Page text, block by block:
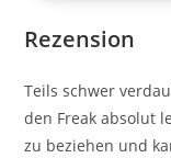
Rezension
Teils schwer
den Freak absolut
zu beziehen und